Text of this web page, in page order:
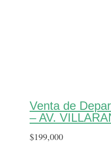
Venta de
– AV.
$199,000